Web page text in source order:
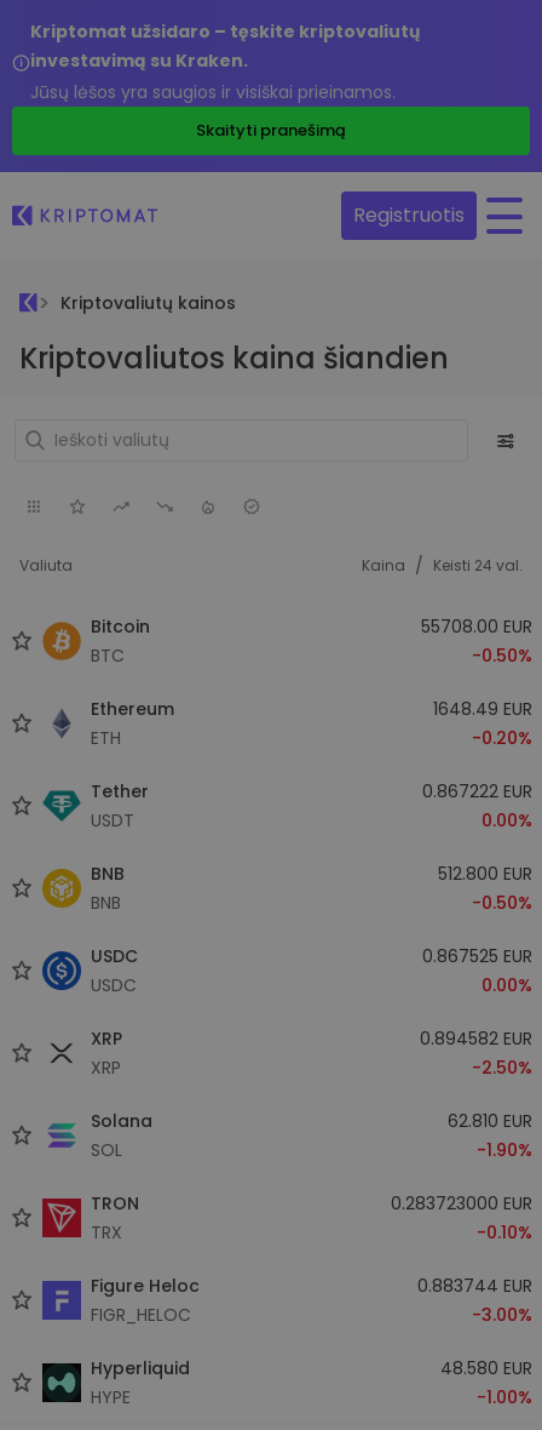
Kriptomat užsidaro – tęskite kriptovaliutų
investavimą su Kraken.
Jūsų lėšos yra saugios ir visiškai prieinamos.
Skaityti pranešimą
Registruotis
Kriptovaliutų kainos
Kriptovaliutos kaina šiandien
Valiuta Kaina / Keisti 24 val.
Bitcoin
BTC
55708.00 EUR
-0.50%
Ethereum
ETH
1648.49 EUR
-0.20%
Tether
USDT
0.867222 EUR
0.00%
BNB
BNB
512.800 EUR
-0.50%
USDC
USDC
0.867525 EUR
0.00%
XRP
XRP
0.894582 EUR
-2.50%
Solana
SOL
62.810 EUR
-1.90%
TRON
TRX
0.283723000 EUR
-0.10%
Figure Heloc
FIGR_HELOC
0.883744 EUR
-3.00%
Hyperliquid
HYPE
48.580 EUR
-1.00%